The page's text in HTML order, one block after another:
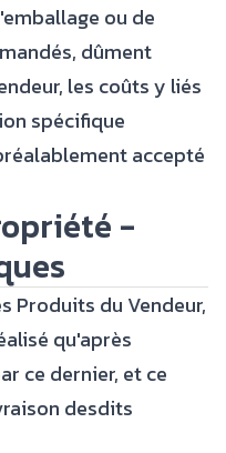
ou de
dûment
les coûts y liés
spécifique
accepté
-
Produits du Vendeur,
qu'après
ce dernier, et ce
desdits